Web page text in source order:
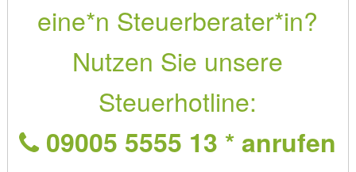
eine*n Steuerberater*in?
Nutzen Sie unsere
Steuerhotline:
09005 5555 13 * anrufen